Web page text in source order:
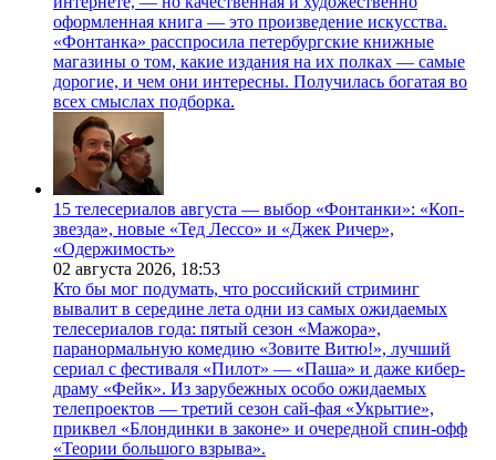
оформленная книга — это произведение искусства.
«Фонтанка» расспросила петербургские книжные
магазины о том, какие издания на их полках — самые
дорогие, и чем они интересны. Получилась богатая во
всех смыслах подборка.
15 телесериалов августа — выбор «Фонтанки»: «Коп-
звезда», новые «Тед Лессо» и «Джек Ричер»,
«Одержимость»
02 августа 2026, 18:53
Кто бы мог подумать, что российский стриминг
вывалит в середине лета одни из самых ожидаемых
телесериалов года: пятый сезон «Мажора»,
паранормальную комедию «Зовите Витю!», лучший
сериал с фестиваля «Пилот» — «Паша» и даже кибер-
драму «Фейк». Из зарубежных особо ожидаемых
телепроектов — третий сезон сай-фая «Укрытие»,
приквел «Блондинки в законе» и очередной спин-офф
«Теории большого взрыва».